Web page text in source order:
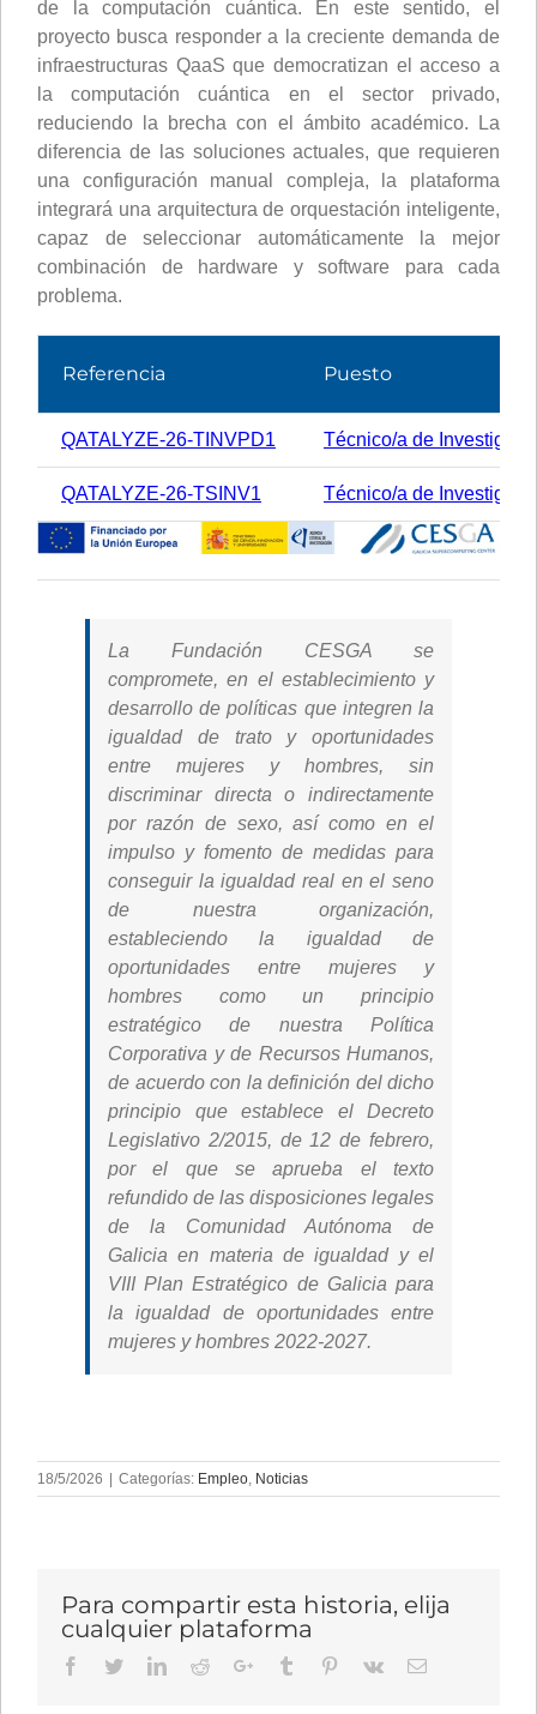
de la computación cuántica. En este sentido, el
proyecto busca responder a la creciente demanda de
infraestructuras QaaS que democratizan el acceso a
la computación cuántica en el sector privado,
reduciendo la brecha con el ámbito académico. La
diferencia de las soluciones actuales, que requieren
una configuración manual compleja, la plataforma
integrará una arquitectura de orquestación inteligente,
capaz de seleccionar automáticamente la mejor
combinación de hardware y software para cada
problema.
Referencia Puesto
QATALYZE-26-TINVPD1 Técnico/a de
QATALYZE-26-TSINV1 Técnico/a de
La Fundación CESGA se
compromete, en el establecimiento y
desarrollo de políticas que integren la
igualdad de trato y oportunidades
entre mujeres y hombres, sin
discriminar directa o indirectamente
por razón de sexo, así como en el
impulso y fomento de medidas para
conseguir la igualdad real en el seno
de nuestra organización,
estableciendo la igualdad de
oportunidades entre mujeres y
hombres como un principio
estratégico de nuestra Política
Corporativa y de Recursos Humanos,
de acuerdo con la definición del dicho
principio que establece el Decreto
Legislativo 2/2015, de 12 de febrero,
por el que se aprueba el texto
refundido de las disposiciones legales
de la Comunidad Autónoma de
Galicia en materia de igualdad y el
VIII Plan Estratégico de Galicia para
la igualdad de oportunidades entre
mujeres y hombres 2022-2027.
18/5/2026 Categorías: Empleo, Noticias
Para compartir esta historia, elija
cualquier plataforma
Facebook
TwitterLinkedIn
RedditGoogle+Tumblr Pinterest
Vk Email